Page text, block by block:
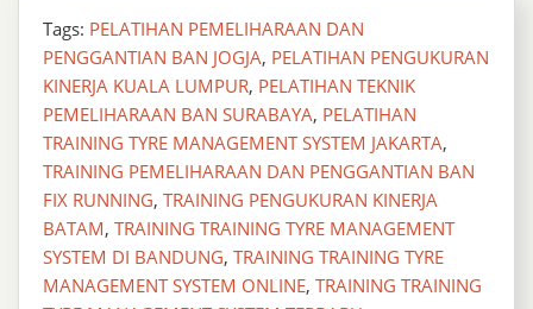
Tags: PELATIHAN PEMELIHARAAN DAN
PENGGANTIAN BAN JOGJA, PELATIHAN PENGUKURAN
KINERJA KUALA LUMPUR, PELATIHAN TEKNIK
PEMELIHARAAN BAN SURABAYA, PELATIHAN
TRAINING TYRE MANAGEMENT SYSTEM JAKARTA,
TRAINING PEMELIHARAAN DAN PENGGANTIAN BAN
FIX RUNNING, TRAINING PENGUKURAN KINERJA
BATAM, TRAINING TRAINING TYRE MANAGEMENT
SYSTEM DI BANDUNG, TRAINING TRAINING TYRE
MANAGEMENT SYSTEM ONLINE, TRAINING TRAINING